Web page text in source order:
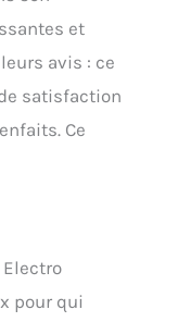
et
avis : ce
satisfaction
Ce
pour qui